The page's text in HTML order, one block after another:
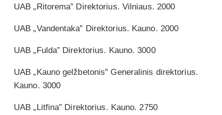
UAB „Ritorema” Direktorius. Vilniaus. 2000
UAB „Vandentaka” Direktorius. Kauno. 2000
UAB „Fulda” Direktorius. Kauno. 3000
UAB „Kauno gelžbetonis” Generalinis direktorius.
Kauno. 3000
UAB „Litfina” Direktorius. Kauno. 2750